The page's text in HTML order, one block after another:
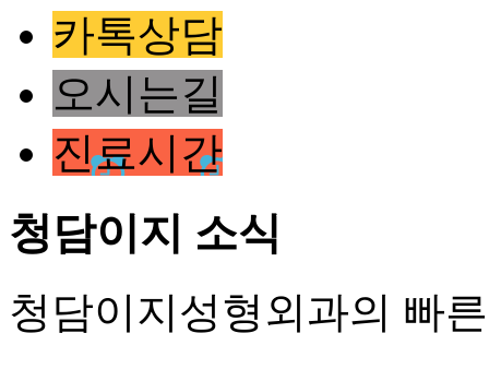
카톡상담
오시는길
진료시간
청담이지 소식
청담이지성형외과의 빠